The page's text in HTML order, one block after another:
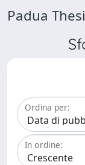
Padua
Ordina per:
In ordine: